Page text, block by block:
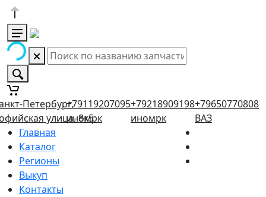
Петербург,
улица, 8к5
+79119207095
иномрк
+79218909198
иномрк
+79650770808
ВАЗ
Главная
Каталог
Регионы
Выкуп
Контакты